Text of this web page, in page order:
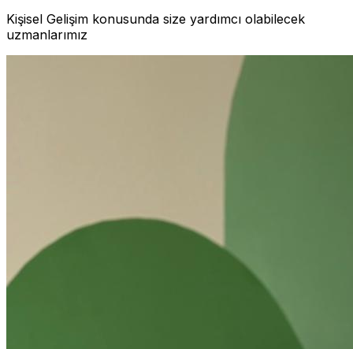
Kişisel Gelişim konusunda size yardımcı olabilecek
uzmanlarımız